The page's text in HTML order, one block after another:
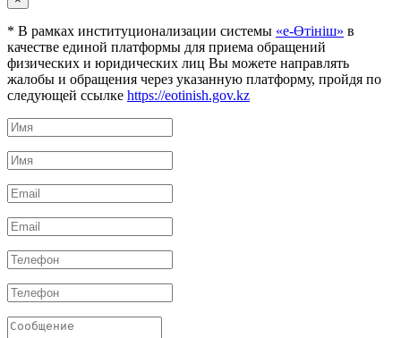
* В рамках институционализации системы «е-Өтініш» в
качестве единой платформы для приема обращений
физических и юридических лиц Вы можете направлять
жалобы и обращения через указанную платформу, пройдя по
следующей ссылке https://eotinish.gov.kz